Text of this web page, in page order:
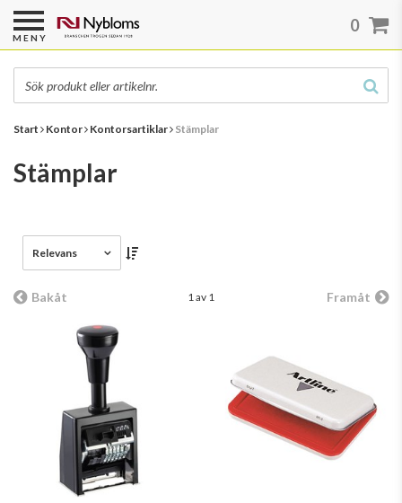
Start Kontor Kontorsartiklar Stämplar
Stämplar
Relevans
Bakåt 1 av 1 Framåt
MENY
0